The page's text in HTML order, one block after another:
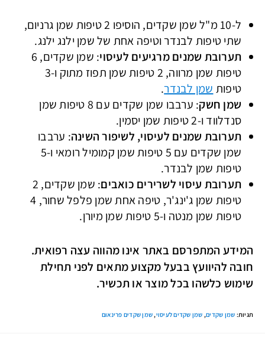
ל-10 מ"ל שמן שקדים, הוסיפו 2 טיפות שמן גרניום,
שתי טיפות לבנדר וטיפה אחת של שמן ילנג ילנג.
תערובת שמנים מרגיעים לעיסוי
: שמן שקדים, 6
טיפות שמן מרווה, 2 טיפות שמן תפוז מתוק ו-3
טיפות שמן לבנדר.
שמן חשק
: ערבבו שמן שקדים עם 8 טיפות שמן
סנדלווד ו-2 טיפות שמן יסמין.
תערובת שמנים לעיסוי, לשיפור השינה: ערבבו
שמן שקדים עם 5 טיפות שמן קמומיל רומאי ו-5
טיפות שמן לבנדר.
תערובת עיסוי לשרירים כואבים
: שמן שקדים, 2
טיפות שמן ג'ינג'ר, טיפה אחת שמן פלפל שחור, 4
טיפות שמן מנטה ו-5 טיפות שמן מיורן.
המידע המתפרסם באתר אינו מהווה עצה רפואית.
חובה להיוועץ בבעל מקצוע מתאים לפני תחילת
שימוש כלשהו בכל מוצר או תכשיר.
תגיות: שמן שקדים, שמן שקדים לעיסוי,שמן שקדים פרינאום